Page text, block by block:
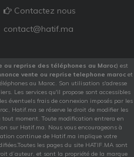
Contactez nous
contact@hatif.ma
ou reprise des téléphones au Maroc) est
vente ou reprise telephone marocet
au Maroc. Son utilisation s'adresse
Les services qu'il propose sont accessibles
éventuels frais de connexion imposés par les
Hatif.ma se réserve le droit de modifier les
moment. Toute modification entrera en
sur Hatif.ma. Nous vous encourageons à
continue de Hatif.ma implique votre
les pages du site HATIF.MA sont
d’auteur, et sont la propriété de la marque